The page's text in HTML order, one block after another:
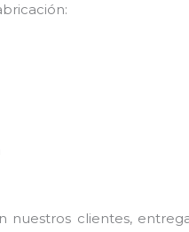
nuestros clientes,